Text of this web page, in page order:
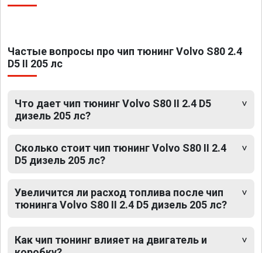
Частые вопросы про чип тюнинг Volvo S80 2.4
D5 II 205 лс
Что дает чип тюнинг Volvo S80 II 2.4 D5
дизель 205 лс?
Сколько стоит чип тюнинг Volvo S80 II 2.4
D5 дизель 205 лс?
Увеличится ли расход топлива после чип
тюнинга Volvo S80 II 2.4 D5 дизель 205 лс?
Как чип тюнинг влияет на двигатель и